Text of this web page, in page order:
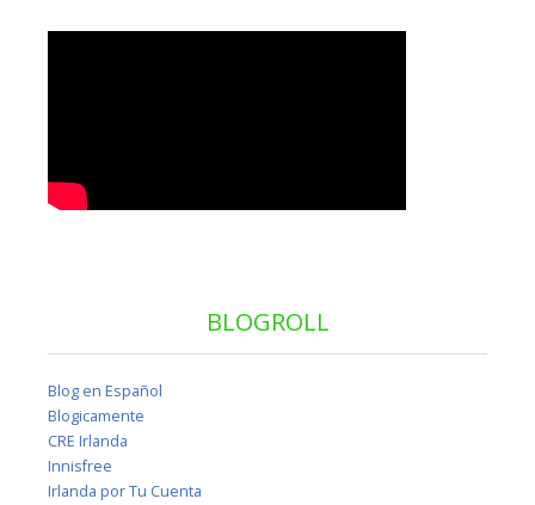
BLOGROLL
Blog en Español
Blogicamente
CRE Irlanda
Innisfree
Irlanda por Tu Cuenta